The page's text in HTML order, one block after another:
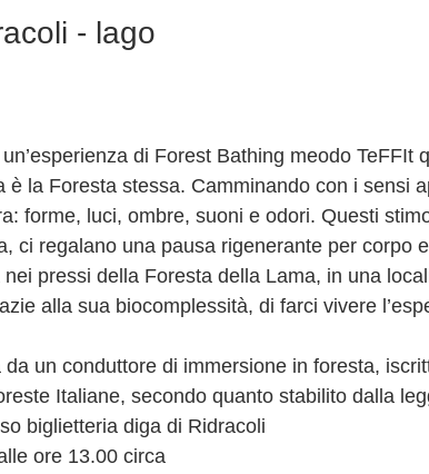
- lago
di Forest Bathing meodo TeFFIt
è la Foresta stessa. Camminando con i sensi
forme, luci, ombre, suoni e odori. Questi
ci regalano una pausa rigenerante per corpo
nei pressi della Foresta della Lama, in una
alla sua biocomplessità, di farci vivere
da un conduttore di immersione in foresta,
Italiane, secondo quanto stabilito dalla
biglietteria diga di Ridracoli
ore 13.00 circa